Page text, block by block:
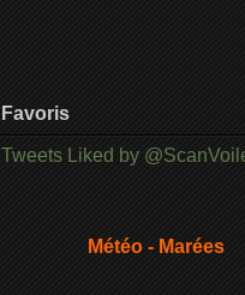
Favoris
Tweets Liked by
Météo - Marées